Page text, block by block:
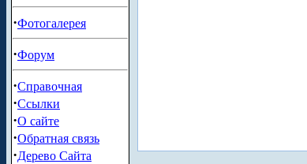
·Фотогалерея
·Форум
·Справочная
·Ссылки
·О сайте
·Обратная связь
·Дерево Сайта